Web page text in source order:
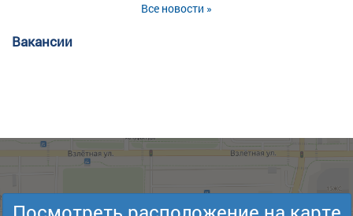
Все новости »
Вакансии